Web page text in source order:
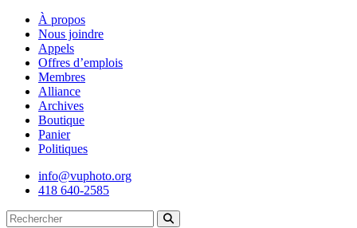
À propos
Nous joindre
Appels
Offres d’emplois
Membres
Alliance
Archives
Boutique
Panier
Politiques
info@vuphoto.org
418 640-2585